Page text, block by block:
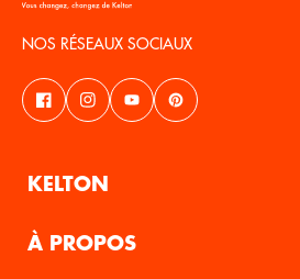
NOS RÉSEAUX SOCIAUX
KELTON
À PROPOS